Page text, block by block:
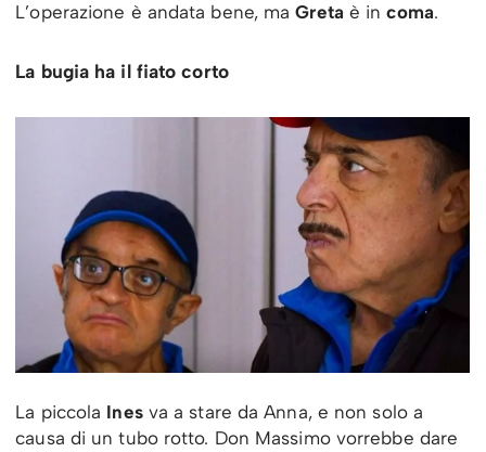
L’operazione è andata bene, maGreta è incoma.
La bugia ha il fiato corto
La piccola Ines va a stare da Anna, e non solo a
causa di un tubo rotto. Don Massimo vorrebbe dare